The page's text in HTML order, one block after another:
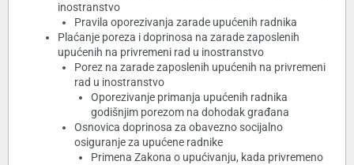
inostranstvo
Pravila oporezivanja zarade upućenih radnika
Plaćanje poreza i doprinosa na zarade zaposlenih
upućenih na privremeni rad u inostranstvo
Porez na zarade zaposlenih upućenih na privremeni
rad u inostranstvo
Oporezivanje primanja upućenih radnika
godišnjim porezom na dohodak građana
Osnovica doprinosa za obavezno socijalno
osiguranje za upućene radnike
Primena Zakona o upućivanju, kada privremeno